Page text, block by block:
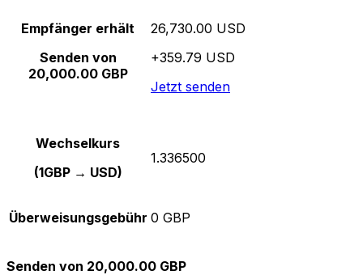
Empfänger erhält
Senden von
20,000.00 GBP
26,730.00 USD
+359.79 USD
Jetzt senden
Wechselkurs
(1GBP → USD)
1.336500
Überweisungsgebühr 0 GBP
Senden von 20,000.00 GBP